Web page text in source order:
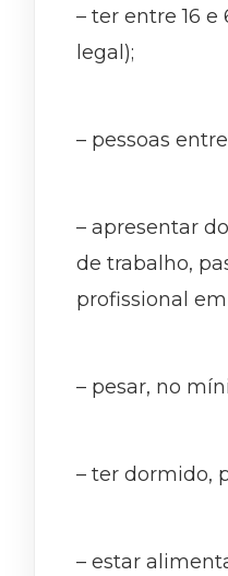
– ter entre 16
legal);
– pessoas
– apresentar
de trabalho,
profissional
– pesar, no
– ter dormido,
– estar